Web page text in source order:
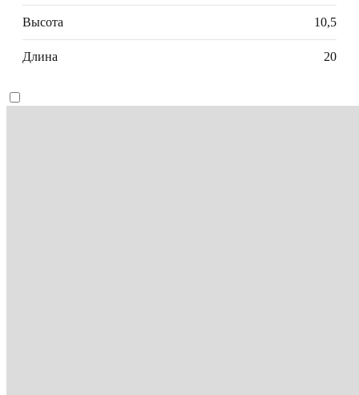
Высота 10,5
Длина 20